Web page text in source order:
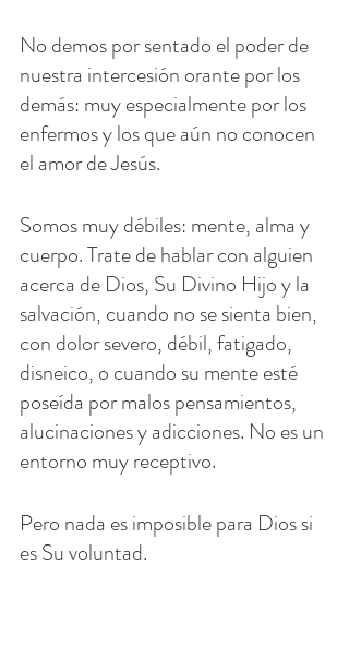
No demos por sentado el poder de
nuestra intercesión orante por los
demás: muy especialmente por los
enfermos y los que aún no conocen
el amor de Jesús.
Somos muy débiles: mente, alma y
cuerpo. Trate de hablar con alguien
acerca de Dios, Su Divino Hijo y la
salvación, cuando no se sienta bien,
con dolor severo, débil, fatigado,
disneico, o cuando su mente esté
poseída por malos pensamientos,
alucinaciones y adicciones. No es un
entorno muy receptivo.
Pero nada es imposible para Dios si
es Su voluntad.